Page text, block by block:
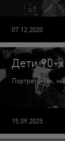
07.12.2020
Дети 90-х
Портреты тех,
15.09.2025